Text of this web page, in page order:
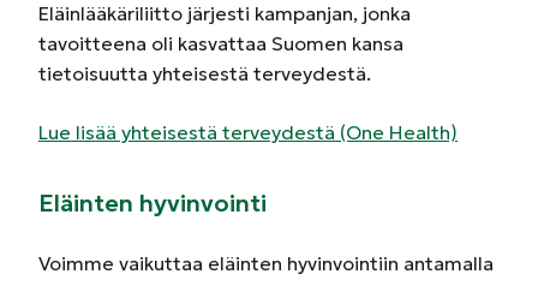
Eläinlääkäriliitto järjesti kampanjan, jonka
tavoitteena oli kasvattaa Suomen kansa
tietoisuutta yhteisestä terveydestä.
Lue lisää yhteisestä terveydestä (One Health)
Eläinten hyvinvointi
Voimme vaikuttaa eläinten hyvinvointiin antamalla